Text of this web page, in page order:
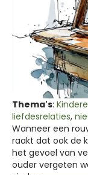
Thema's:
liefdesrelaties,
Wanneer een
raakt dat ook de
het gevoel van
ouder vergeten